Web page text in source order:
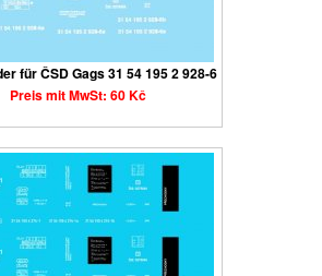
für ČSD Gags 31 54 195 2 928-6
Preis mit MwSt: 60 Kč